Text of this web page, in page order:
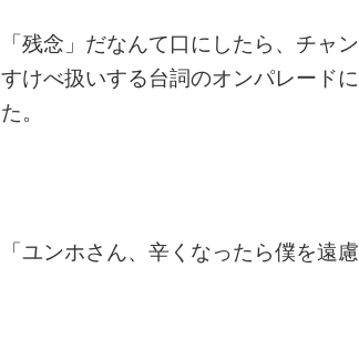
「残念」だなんて口にしたら、チャ
すけべ扱いする台詞のオンパレード
た。
「ユンホさん、辛くなったら僕を遠